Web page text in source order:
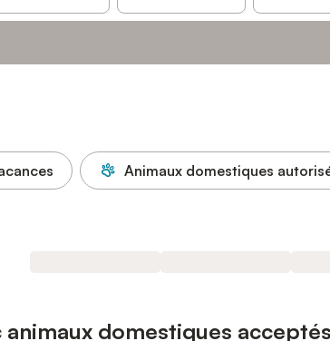
Animaux domestiques
animaux domestiques acceptés